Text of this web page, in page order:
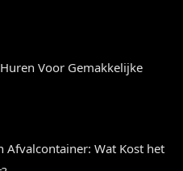
Voor Gemakkelijke
Afvalcontainer: Wat Kost het